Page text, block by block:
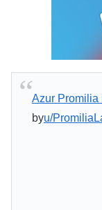
Azur Promilia
byu/